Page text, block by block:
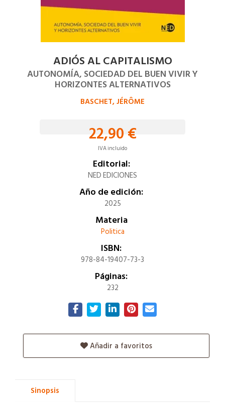
ADIÓS AL CAPITALISMO
AUTONOMÍA, SOCIEDAD DEL BUEN VIVIR Y
HORIZONTES ALTERNATIVOS
BASCHET, JÉRÔME
22,90 €
IVA incluido
Editorial:
NED EDICIONES
Año de edición:
2025
Materia
Politica
ISBN:
978-84-19407-73-3
Páginas:
232
Añadir a favoritos
Sinopsis